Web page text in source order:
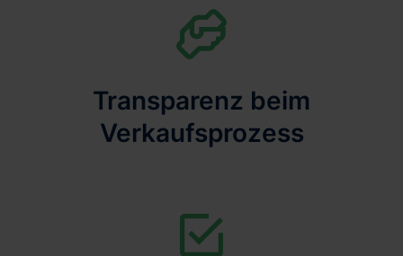
Transparenz beim
Verkaufsprozess